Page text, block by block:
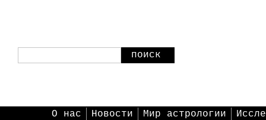
поиск
О нас Новости Мир астрологии